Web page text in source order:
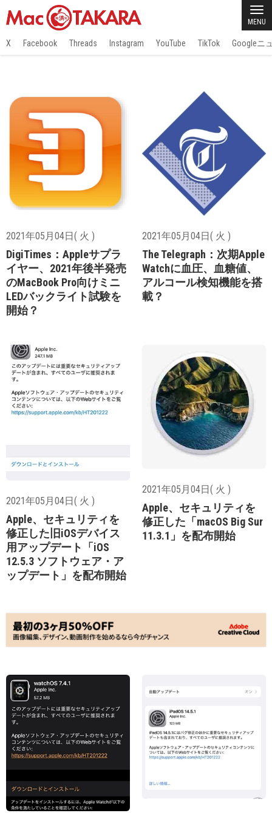
MENU
X Facebook Threads Instagram YouTube TikTok Googleニ
2021年05月04日( 火 )
DigiTimes：Appleサプラ
イヤー、2021年後半発売
のMacBook Pro向けミニ
LEDバックライト試験を
開始？
2021年05月04日( 火 )
The Telegraph：次期Apple
Watchに血圧、血糖値、
アルコール検知機能を搭
載？
2021年05月04日( 火 )
Apple、セキュリティを
修正した旧iOSデバイス
用アップデート「iOS
12.5.3 ソフトウェア・ア
ップデート」を配布開始
2021年05月04日( 火 )
Apple、セキュリティを
修正した「macOS Big Sur
11.3.1」を配布開始